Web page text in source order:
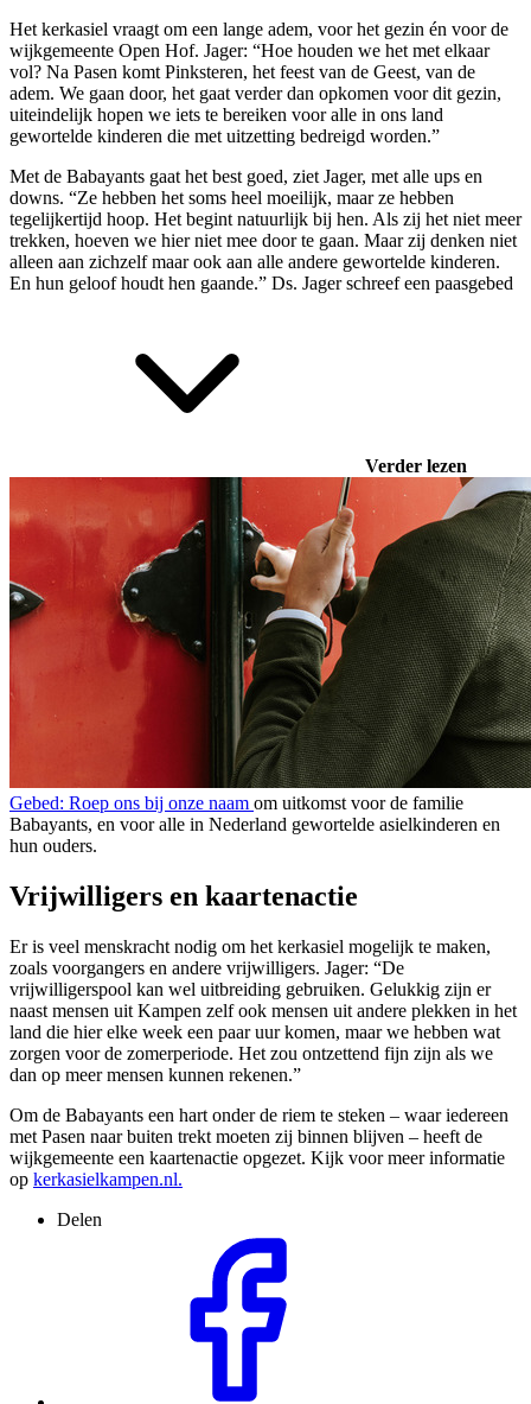
Het kerkasiel vraagt om een lange adem, voor het gezin én voor de
wijkgemeente Open Hof. Jager: “Hoe houden we het met elkaar
vol? Na Pasen komt Pinksteren, het feest van de Geest, van de
adem. We gaan door, het gaat verder dan opkomen voor dit gezin,
uiteindelijk hopen we iets te bereiken voor alle in ons land
gewortelde kinderen die met uitzetting bedreigd worden.”
Met de Babayants gaat het best goed, ziet Jager, met alle ups en
downs. “Ze hebben het soms heel moeilijk, maar ze hebben
tegelijkertijd hoop. Het begint natuurlijk bij hen. Als zij het niet meer
trekken, hoeven we hier niet mee door te gaan. Maar zij denken niet
alleen aan zichzelf maar ook aan alle andere gewortelde kinderen.
En hun geloof houdt hen gaande.” Ds. Jager schreefeen paasgebed
Verder lezen
Gebed: Roep ons bij onze naam om uitkomst voor de familie
Babayants, en voor alle in Nederland gewortelde asielkinderen en
hun ouders.
Vrijwilligers en kaartenactie
Er is veel menskracht nodig om het kerkasiel mogelijk te maken,
zoals voorgangers en andere vrijwilligers. Jager: “De
vrijwilligerspool kan wel uitbreiding gebruiken. Gelukkig zijn er
naast mensen uit Kampen zelf ook mensen uit andere plekken in het
land die hier elke week een paar uur komen, maar we hebben wat
zorgen voor de zomerperiode. Het zou ontzettend fijn zijn als we
dan op meer mensen kunnen rekenen.”
Om de Babayants een hart onder de riem te steken – waar iedereen
met Pasen naar buiten trekt moeten zij binnen blijven – heeft de
wijkgemeente een kaartenactie opgezet. Kijk voor meer informatie
op kerkasielkampen.nl.
Delen